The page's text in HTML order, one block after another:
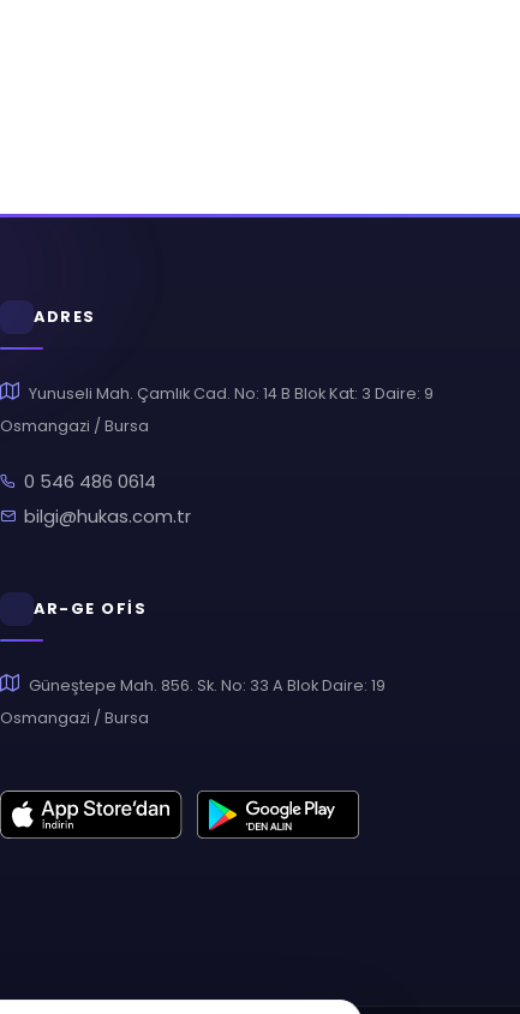
ADRES
Yunuseli Mah. Çamlık Cad. No: 14 B Blok Kat: 3 Daire: 9
Osmangazi / Bursa
0 546 486 0614
bilgi@hukas.com.tr
AR-GE OFİS
Güneştepe Mah. 856. Sk. No: 33 A Blok Daire: 19
Osmangazi / Bursa